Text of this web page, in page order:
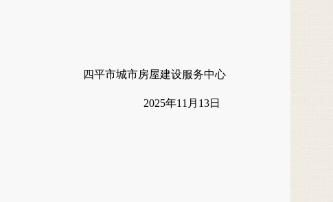
四平市城市房屋建设服务中心
2025年1 1 月 13日